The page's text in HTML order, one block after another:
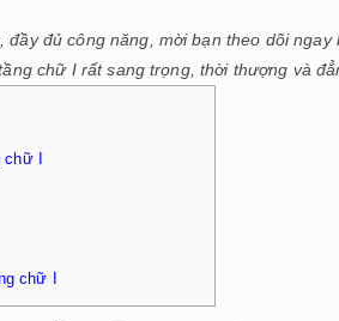
đầy đủ công năng, mời bạn theo dõi ngay
chữ I rất sang trọng, thời thượng và
I
chữ I